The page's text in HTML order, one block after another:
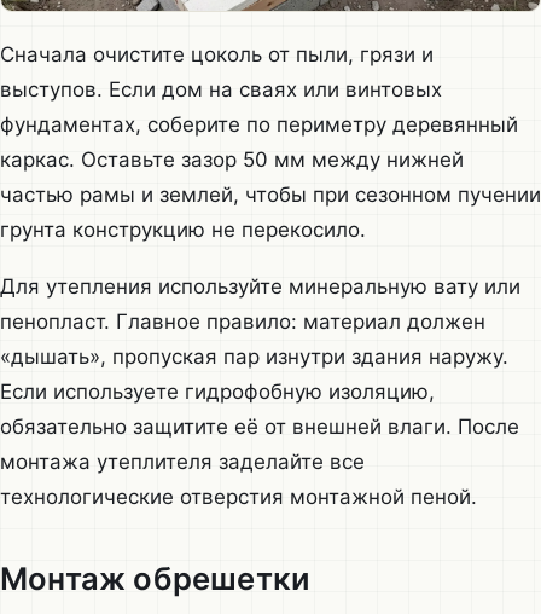
Сначала очистите цоколь от пыли, грязи и
выступов. Если дом на сваях или винтовых
фундаментах, соберите по периметру деревянный
каркас. Оставьте зазор 50 мм между нижней
частью рамы и землей, чтобы при сезонном пучении
грунта конструкцию не перекосило.
Для утепления используйте минеральную вату или
пенопласт. Главное правило: материал должен
«дышать», пропуская пар изнутри здания наружу.
Если используете гидрофобную изоляцию,
обязательно защитите её от внешней влаги. После
монтажа утеплителя заделайте все
технологические отверстия монтажной пеной.
Монтаж обрешетки